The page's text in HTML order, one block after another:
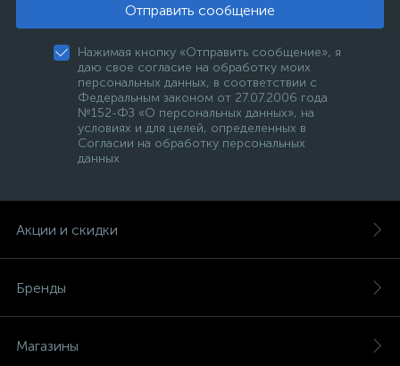
Отправить сообщение
Нажимая кнопку «Отправить сообщение», я
даю свое согласие на обработку моих
персональных данных, в соответствии с
Федеральным законом от 27.07.2006 года
№152-ФЗ «О персональных данных», на
условиях и для целей, определенных в
Согласии на обработку персональных
данных
Акции и скидки
Бренды
Магазины